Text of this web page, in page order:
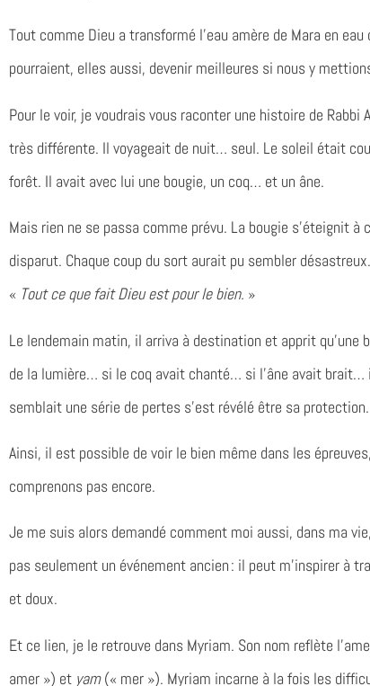
Tout comme Dieu a transformé l’eau amère de Mara en
pourraient, elles aussi, devenir meilleures si nous y
Pour le voir, je voudrais vous raconter une histoire de
très différente. Il voyageait de nuit… seul. Le soleil était
forêt. Il avait avec lui une bougie, un coq… et un âne.
Mais rien ne se passa comme prévu. La bougie s’éteignit
disparut. Chaque coup du sort aurait pu sembler
« Tout ce que fait Dieu est pour le bien. »
Le lendemain matin, il arriva à destination et apprit
de la lumière… si le coq avait chanté… si l’âne avait brait…
semblait une série de pertes s’est révélé être sa protection.
Ainsi, il est possible de voir le bien même dans les
comprenons pas encore.
Je me suis alors demandé comment moi aussi, dans ma
pas seulement un événement ancien : il peut m’inspirer à
et doux.
Et ce lien, je le retrouve dans Myriam. Son nom reflète
amer ») et yam(« mer »). Myriam incarne à la fois les